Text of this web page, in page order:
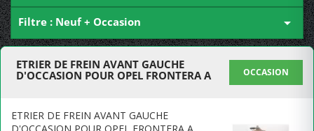
Filtre : Neuf + Occasion 
ETRIER DE FREIN AVANT GAUCHE
D'OCCASION POUR OPEL FRONTERA A
OCCASION
ETRIER DE FREIN AVANT GAUCHE